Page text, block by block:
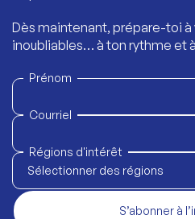
Dès maintenant, prépare-toi
inoubliables… à ton rythme et
Prénom
Courriel
Régions d'intérêt
Sélectionner des régions
S’abonner à